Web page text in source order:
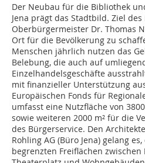
Der Neubau für die Bibliothek
Jena prägt das Stadtbild. Ziel
Oberbürgermeister Dr. Thomas
Ort für die Bevölkerung zu
Menschen jährlich nutzen das
Belebung, die auch auf
Einzelhandelsgeschäfte
mit finanzieller Unterstützung
Europäischen Fonds für
umfasst eine Nutzfläche von
sowie weiteren 2000 m² für die
des Bürgerservice. Den
Rohling AG (Büro Jena) gelang
begrenzten Freiflächen